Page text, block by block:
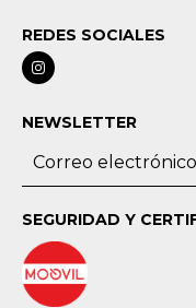
REDES SOCIALES
NEWSLETTER
SEGURIDAD Y